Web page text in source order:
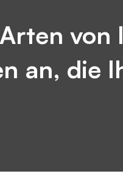
von
an, die